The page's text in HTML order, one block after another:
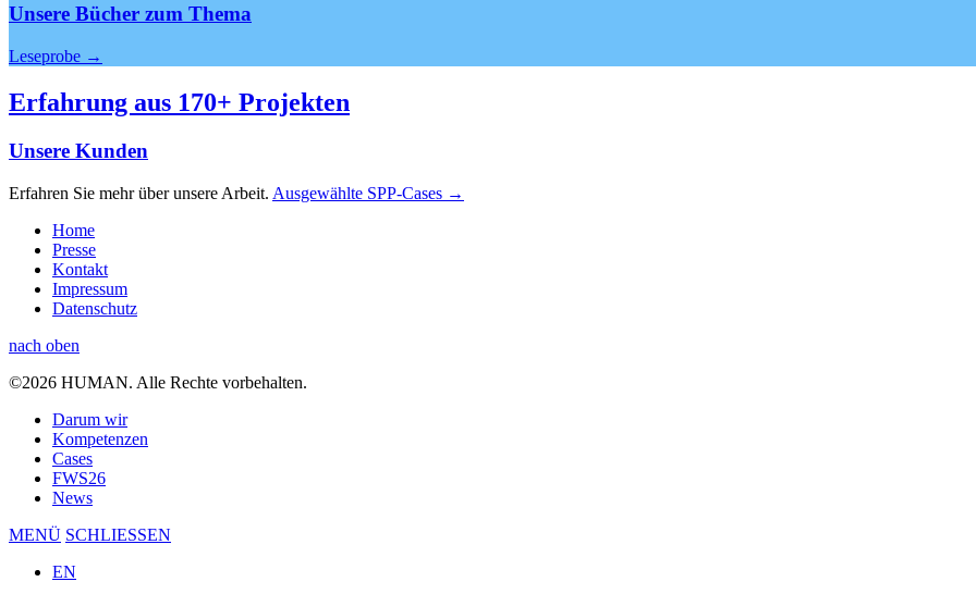
Unsere Bücher zum Thema
Leseprobe →
Erfahrung aus 170+ Projekten
Unsere Kunden
Erfahren Sie mehr über unsere Arbeit. Ausgewählte SPP-Cases →
Home
Presse
Kontakt
Impressum
Datenschutz
nach oben
©2026 HUMAN. Alle Rechte vorbehalten.
Darum wir
Kompetenzen
Cases
FWS26
News
MENÜ SCHLIESSEN
EN